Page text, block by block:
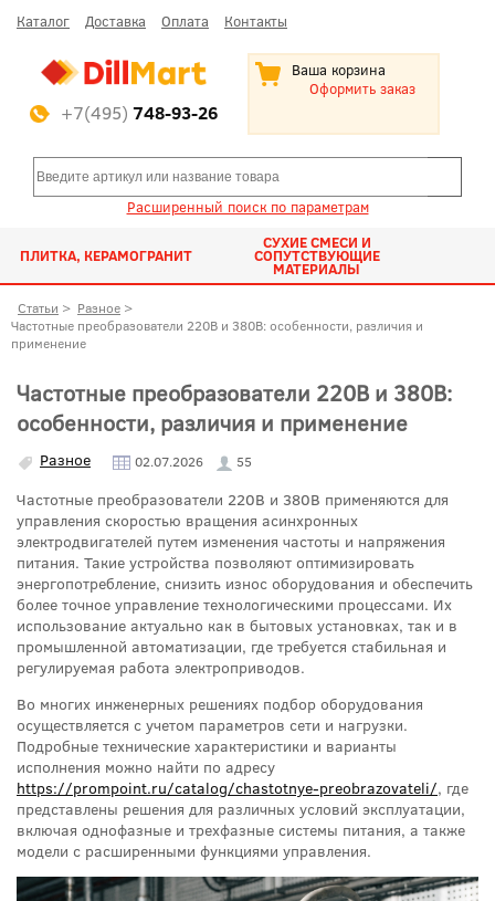
Каталог Доставка Оплата Контакты
+7(495) 748-93-26
Ваша корзина
Оформить заказ
Расширенный поиск по параметрам
ПЛИТКА, КЕРАМОГРАНИТ
СУХИЕ СМЕСИ И
СОПУТСТВУЮЩИЕ
МАТЕРИАЛЫ
Статьи > Разное >
Частотные преобразователи 220В и 380В: особенности, различия и
применение
Частотные преобразователи 220В и 380В:
особенности, различия и применение
Разное 02.07.2026 55
Частотные преобразователи 220В и 380В применяются для
управления скоростью вращения асинхронных
электродвигателей путем изменения частоты и напряжения
питания. Такие устройства позволяют оптимизировать
энергопотребление, снизить износ оборудования и обеспечить
более точное управление технологическими процессами. Их
использование актуально как в бытовых установках, так и в
промышленной автоматизации, где требуется стабильная и
регулируемая работа электроприводов.
Во многих инженерных решениях подбор оборудования
осуществляется с учетом параметров сети и нагрузки.
Подробные технические характеристики и варианты
исполнения можно найти по адресу
https://prompoint.ru/catalog/chastotnye-preobrazovateli/, где
представлены решения для различных условий эксплуатации,
включая однофазные и трехфазные системы питания, а также
модели с расширенными функциями управления.